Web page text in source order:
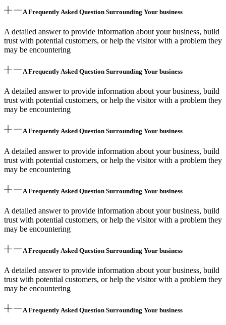
A Frequently Asked Question Surrounding Your business
A detailed answer to provide information about your business, build
trust with potential customers, or help the visitor with a problem they
may be encountering
A Frequently Asked Question Surrounding Your business
A detailed answer to provide information about your business, build
trust with potential customers, or help the visitor with a problem they
may be encountering
A Frequently Asked Question Surrounding Your business
A detailed answer to provide information about your business, build
trust with potential customers, or help the visitor with a problem they
may be encountering
A Frequently Asked Question Surrounding Your business
A detailed answer to provide information about your business, build
trust with potential customers, or help the visitor with a problem they
may be encountering
A Frequently Asked Question Surrounding Your business
A detailed answer to provide information about your business, build
trust with potential customers, or help the visitor with a problem they
may be encountering
A Frequently Asked Question Surrounding Your business